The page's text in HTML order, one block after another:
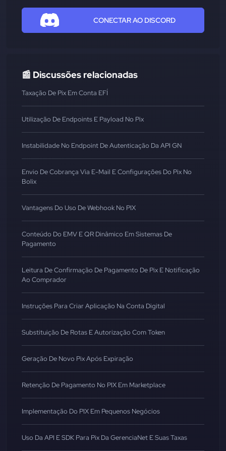
CONECTAR AO DISCORD
📰 Discussões relacionadas
Taxação De Pix Em Conta EFÍ
Utilização De Endpoints E Payload No Pix
Instabilidade No Endpoint De Autenticação Da API GN
Envio De Cobrança Via E-Mail E Configurações Do Pix No
Bolix
Vantagens Do Uso De Webhook No PIX
Conteúdo Do EMV E QR Dinâmico Em Sistemas De
Pagamento
Leitura De Confirmação De Pagamento De Pix E Notificação
Ao Comprador
Instruções Para Criar Aplicação Na Conta Digital
Substituição De Rotas E Autorização Com Token
Geração De Novo Pix Após Expiração
Retenção De Pagamento No PIX Em Marketplace
Implementação Do PIX Em Pequenos Negócios
Uso Da API E SDK Para Pix Da GerenciaNet E Suas Taxas